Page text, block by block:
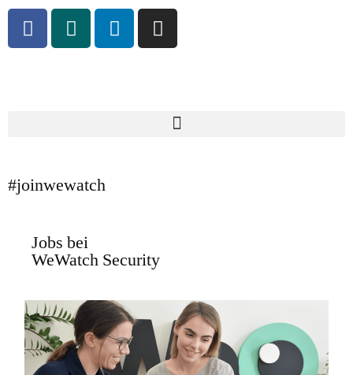
#joinwewatch
Jobs bei
WeWatch Security